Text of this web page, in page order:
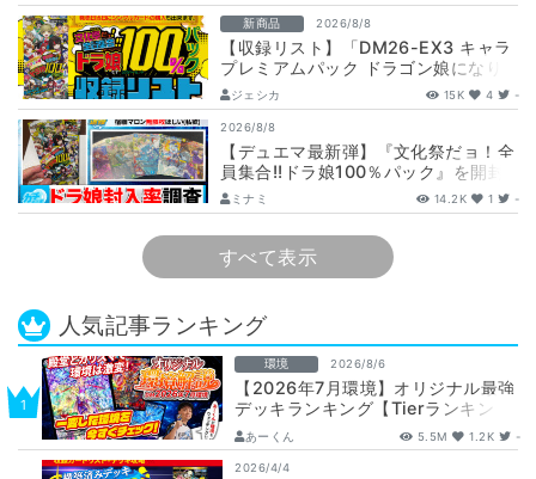
新商品 2026/8/8
【収録リスト】「DM26-EX3 キャラ
プレミアムパック ドラゴン娘になり
たくないっ！ 文化祭だョ！全員集
合!…
ジェシカ 15K 4 -
2026/8/8
【デュエマ最新弾】『文化祭だョ！全
員集合!!ドラ娘100％パック』を開封
して封入率調査！【25周年/ドラゴン
娘…
ミナミ 14.2K 1 -
すべて表示
人気記事ランキング
環境 2026/8/6
【2026年7月環境】オリジナル最強
デッキランキング【Tierランキン
グ】
あーくん 5.5M 1.2K -
2026/4/4